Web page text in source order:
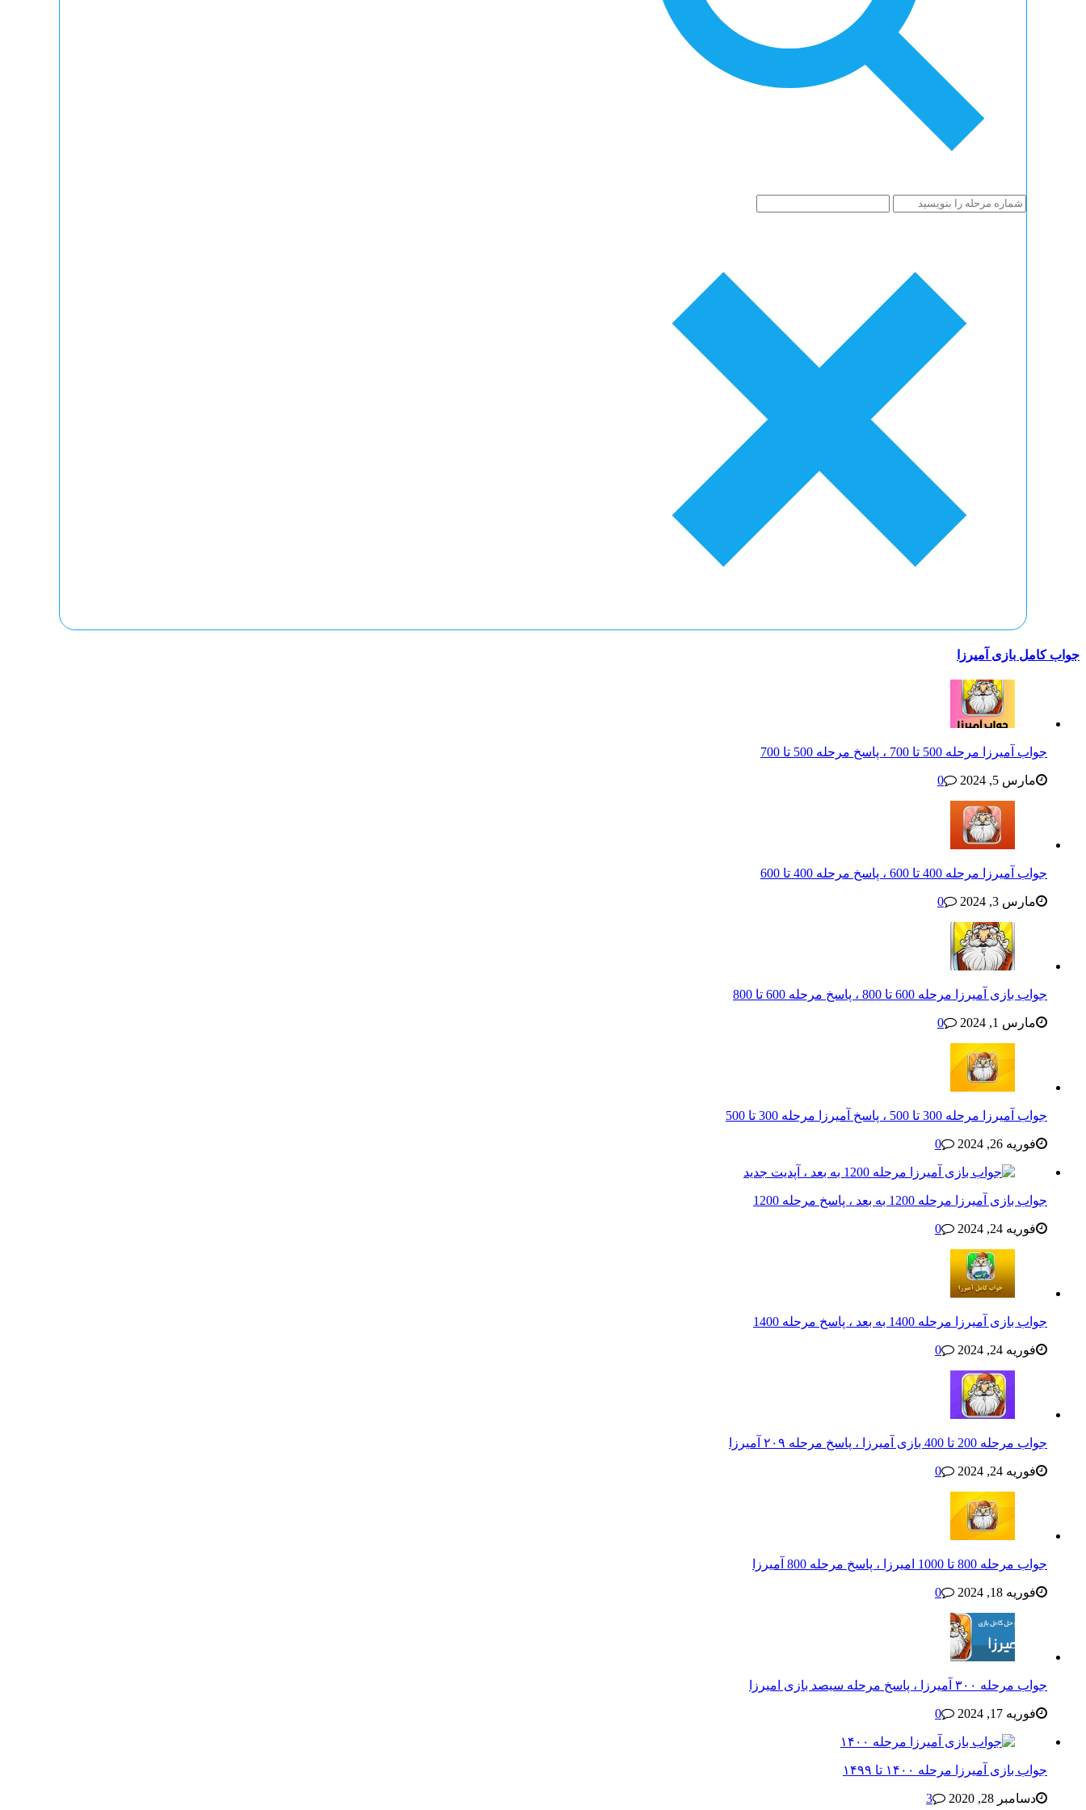
جواب کامل بازی آمیرزا
جواب آمیرزا مرحله 500 تا 700 ، پاسخ مرحله 500 تا 700
مارس 5, 2024 0
جواب آمیرزا مرحله 400 تا 600 ، پاسخ مرحله 400 تا 600
مارس 3, 2024 0
جواب بازی آمیرزا مرحله 600 تا 800 ، پاسخ مرحله 600 تا 800
مارس 1, 2024 0
جواب آمیرزا مرحله 300 تا 500 ، پاسخ آمیرزا مرحله 300 تا 500
فوریه 26, 2024 0
جواب بازی آمیرزا مرحله 1200 به بعد ، پاسخ مرحله 1200
فوریه 24, 2024 0
جواب بازی آمیرزا مرحله 1400 به بعد ، پاسخ مرحله 1400
فوریه 24, 2024 0
جواب مرحله 200 تا 400 بازی آمیرزا ، پاسخ مرحله ۲۰۹ آمیرزا
فوریه 24, 2024 0
جواب مرحله 800 تا 1000 امیرزا ، پاسخ مرحله 800 آمیرزا
فوریه 18, 2024 0
جواب مرحله ۳۰۰ آمیرزا ، پاسخ مرحله سیصد بازی امیرزا
فوریه 17, 2024 0
جواب بازی آمیرزا مرحله ۱۴۰۰ تا ۱۴۹۹
دسامبر 28, 2020 3